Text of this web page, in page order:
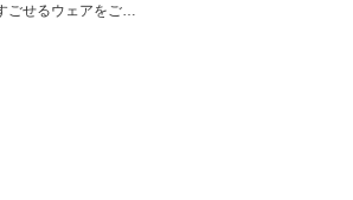
ごせるウェアをご紹